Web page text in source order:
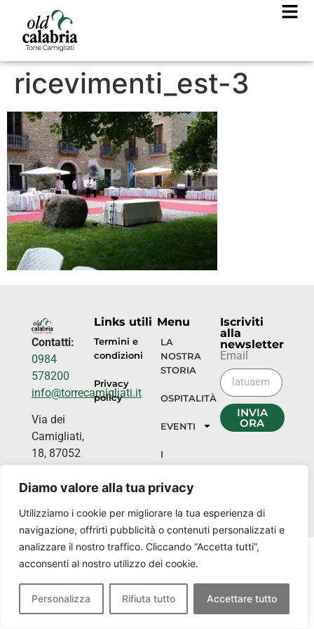
Diamo valore alla tua privacy
Utilizziamo i cookie per migliorare la tua esperienza di
navigazione, offrirti pubblicità o contenuti personalizzati e
analizzare il nostro traffico. Cliccando “Accetta tutti”,
acconsenti al nostro utilizzo dei cookie.
Personalizza Rifiuta tutto Accettare tutto
ricevimenti_est-3
Contatti:
0984
578200
info@torrecamigliati.it
Via dei
Camigliati,
18, 87052
Silano CS
Links utili
Termini e
condizioni
Privacy
policy
Menu
LA
NOSTRA
STORIA
OSPITALITÀ
EVENTI
I
NOSTRI
LUOGHI
Iscriviti
alla
newsletter
Email
INVIA
ORA